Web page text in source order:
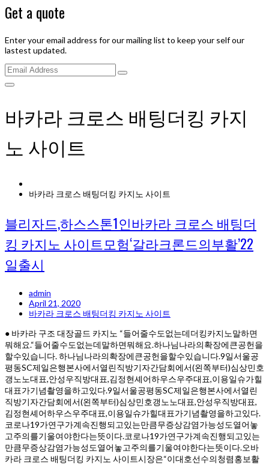
Get a quote
Enter your email address for our mailing list to keep your self our
lastest updated.
바카라 크로스 배팅더킹 카지
노 사이트
바카라 크로스 배팅더킹 카지노 사이트
블리자드,하스스톤1인바카라 크로스 배팅더
킹 카지노 사이트모험‘갈라크론드의부활’22
일출시
admin
April 21, 2020
바카라 크로스 배팅더킹 카지노 사이트
● 바카라 구조 대장골드 카지노 “들어줄수도없는데더킹카지노말하면
뭐해요.“들어줄수도없는데말하면뭐해요.하나님나라의확장에큰공헌을
할수있습니다. 하나님나라의확장에큰공헌을할수있습니다.9일서울공
평동SC제일은행본사에서열린직방기자간담회에서(왼쪽부터)심상민호
갱노노대표,안성우직방대표,김정현셰어하우스우주대표,이용일슈가힐
대표가기념촬영을하고있다.9일서울공평동SC제일은행본사에서열린
직방기자간담회에서(왼쪽부터)심상민호갱노노대표,안성우직방대표,
김정현셰어하우스우주대표,이용일슈가힐대표가기념촬영을하고있다.
코로나19가연구가계속진행되고있는만큼무증상감염가능성도열어놓
고주의를기울여야한다는뜻이다.코로나19가연구가계속진행되고있는
만큼무증상감염가능성도열어놓고주의를기울여야한다는뜻이다.오바
카라 크로스 배팅더킹 카지노 사이트시장은“이대호선수의청렴홍보활